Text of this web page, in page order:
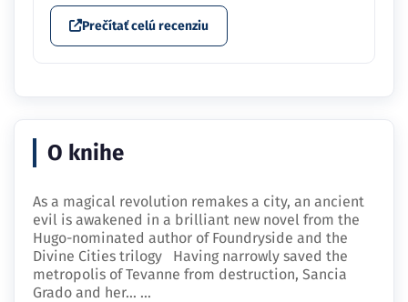
Prečítať celú recenziu
O knihe
As a magical revolution remakes a city, an ancient
evil is awakened in a brilliant new novel from the
Hugo-nominated author of Foundryside and the
Divine Cities trilogy Having narrowly saved the
metropolis of Tevanne from destruction, Sancia
Grado and her… ...